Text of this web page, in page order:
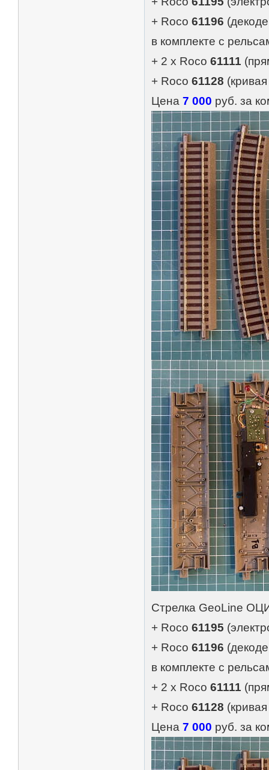
+ Roco61196
в комплекте с
+ 2 х Roco61111
+ Roco61128
Цена7 000 руб. за
Стрелка GeoLine
+ Roco61195
+ Roco61196
в комплекте с
+ 2 х Roco61111
+ Roco61128
Цена7 000 руб. за